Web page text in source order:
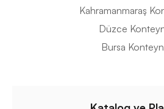
Kahramanmaraş
Düzce
Bursa